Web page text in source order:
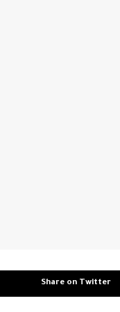
Share on Twitter